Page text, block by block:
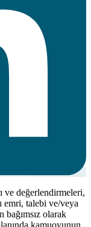
ve değerlendirmeleri,
emri, talebi ve/veya
bağımsız olarak